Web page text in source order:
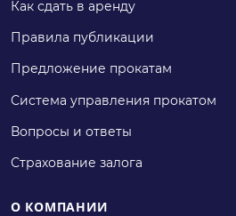
Как сдать в аренду
Правила публикации
Предложение прокатам
Система управления прокатом
Вопросы и ответы
Страхование залога
О КОМПАНИИ